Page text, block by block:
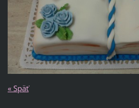
« Späť